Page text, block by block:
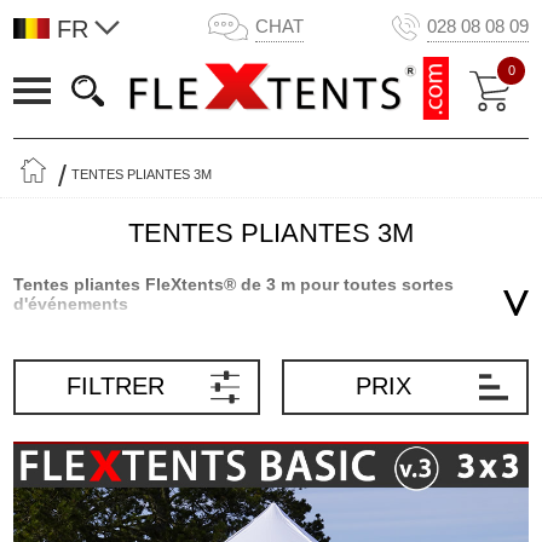
FR CHAT 028 08 08 09
0
TENTES PLIANTES 3M
TENTES PLIANTES 3M
Tentes pliantes FleXtents® de 3 m pour toutes sortes
d'événements
qualité et une grande flexibilité. Les tentes de jardin compactes,
légères et portables sont parfaites pour toutes sortes
produits, les garden parties, et bien plus encore. Les élégantes
tentes pliantes de 3 m sont d'élégants abris qui vous protégeront
des rayons UV nocifs et de la pluie. Depuis de nombreuses
années, les tentes pliantes FleXtents® de Flextents.com,
FILTRER PRIX